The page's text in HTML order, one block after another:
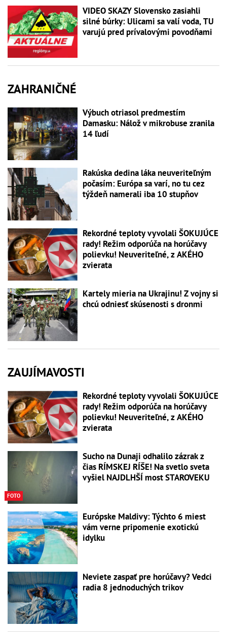
VIDEO SKAZY Slovensko zasiahli
silné búrky: Ulicami sa valí voda, TU
varujú pred prívalovými povodňami
ZAHRANIČNÉ
Výbuch otriasol predmestím
Damasku: Nálož v mikrobuse zranila
14 ľudí
Rakúska dedina láka neuveriteľným
počasím: Európa sa varí, no tu cez
týždeň namerali iba 10 stupňov
Rekordné teploty vyvolali ŠOKUJÚCE
rady! Režim odporúča na horúčavy
polievku! Neuveriteľné, z AKÉHO
zvierata
Kartely mieria na Ukrajinu! Z vojny si
chcú odniesť skúsenosti s dronmi
ZAUJÍMAVOSTI
Rekordné teploty vyvolali ŠOKUJÚCE
rady! Režim odporúča na horúčavy
polievku! Neuveriteľné, z AKÉHO
zvierata
FOTO
Sucho na Dunaji odhalilo zázrak z
čias RÍMSKEJ RÍŠE! Na svetlo sveta
vyšiel NAJDLHŠÍ most STAROVEKU
Európske Maldivy: Týchto 6 miest
vám verne pripomenie exotickú
idylku
Neviete zaspať pre horúčavy? Vedci
radia 8 jednoduchých trikov